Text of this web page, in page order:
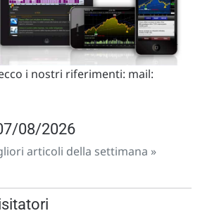
i nostri riferimenti: mail:
08/2026
articoli della settimana »